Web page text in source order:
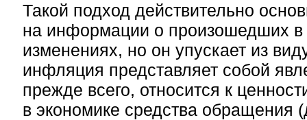
Такой подход действительно
на информации о произошедших в
изменениях, но он упускает из
инфляция представляет собой
прежде всего, относится к
в экономике средства обращения